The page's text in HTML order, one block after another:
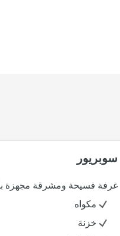
سوبريور
غرفة فسيحة ومشرقة مجهزة
مكواه
خزنة